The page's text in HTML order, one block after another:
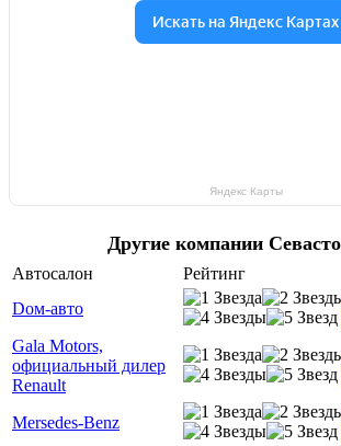
Яндекс Карты
Другие компании
Автосалон
Рейтинг
Dом-авто
Gala Motors,
официальный дилер
Renault
Mersedes-Benz